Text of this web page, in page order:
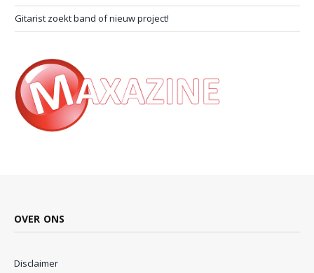
Gitarist zoekt band of nieuw project!
OVER ONS
Disclaimer